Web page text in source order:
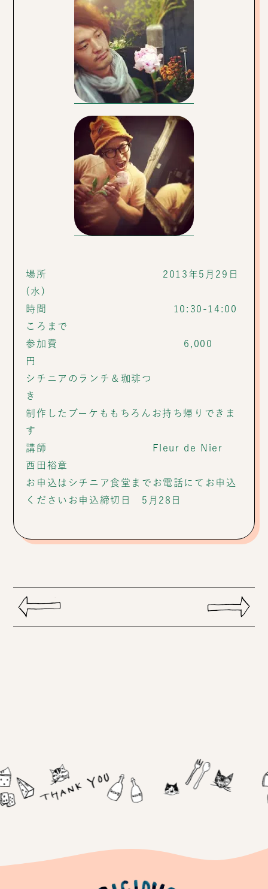
場所 2013年5月29日
(水)
時間 10:30-14:00
ころまで
参加費 6,000
円
シチニアのランチ＆珈琲つ
き
制作したブーケももちろんお持ち帰りできま
す
講師 Fleur de Nier
西田裕章
お申込はシチニア食堂までお電話にてお申込
くださいお申込締切日 5月28日